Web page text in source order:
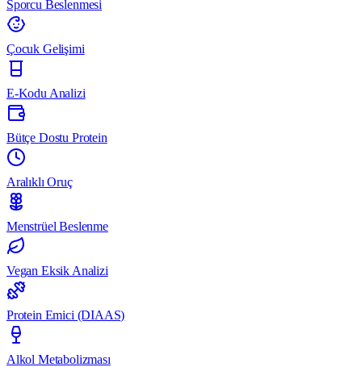
Sporcu Beslenmesi
Çocuk Gelişimi
E-Kodu Analizi
Bütçe Dostu Protein
Aralıklı Oruç
Menstrüel Beslenme
Vegan Eksik Analizi
Protein Emici (DIAAS)
Alkol Metabolizması